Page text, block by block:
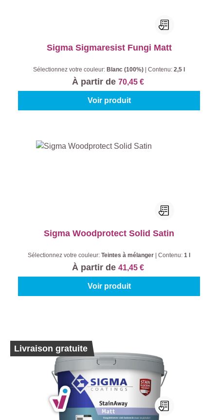
Sigma Sigmaresist Fungi Matt
Sélectionnez votre couleur: Blanc (100%) Contenu: 2,5 l
À partir de 70,45 €
Voir produit
Sigma Woodprotect Solid Satin
Sélectionnez votre couleur: Teintes à mélanger Contenu: 1 l
À partir de 41,45 €
Voir produit
Livraison gratuite